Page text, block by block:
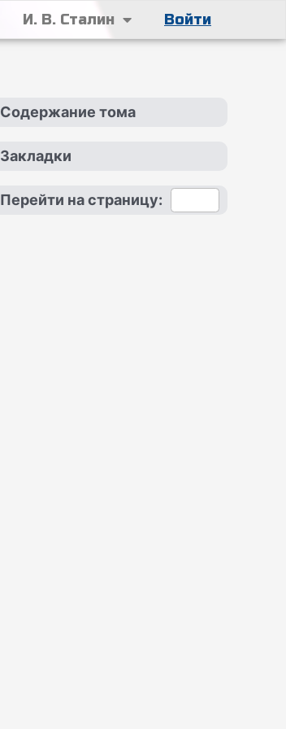
И. В. Сталин Войти
Содержание тома
Закладки
Перейти на страницу: